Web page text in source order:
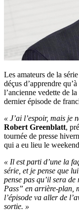
Les amateurs de la
déçus d’apprendre
l’ancienne vedette de
dernier épisode de
« J’ai l’espoir, mais je
Robert Greenblatt,
tournée de presse
qui a eu lieu le
« Il est parti d’une la
série, et je pense que
pense pas qu’il sera
Pass” en arrière-plan,
l’épisode va aller de
sortie. »